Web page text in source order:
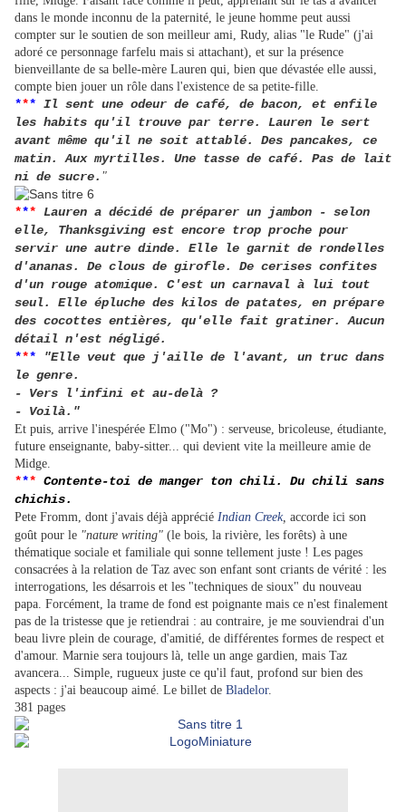
dans le monde inconnu de la paternité, le jeune homme peut aussi
compter sur le soutien de son meilleur ami, Rudy, alias "le Rude" (j'ai
adoré ce personnage farfelu mais si attachant), et sur la présence
bienveillante de sa belle-mère Lauren qui, bien que dévastée elle aussi,
compte bien jouer un rôle dans l'existence de sa petite-fille.
*** Il sent une odeur de café, de bacon, et enfile
les habits qu'il trouve par terre. Lauren le sert
avant même qu'il ne soit attablé. Des pancakes, ce
matin. Aux myrtilles. Une tasse de café. Pas de lait
ni de sucre. "
*** Lauren a décidé de préparer un jambon - selon
elle, Thanksgiving est encore trop proche pour
servir une autre dinde. Elle le garnit de rondelles
d'ananas. De clous de girofle. De cerises confites
d'un rouge atomique. C'est un carnaval à lui tout
seul. Elle épluche des kilos de patates, en prépare
des cocottes entières, qu'elle fait gratiner. Aucun
détail n'est négligé.
*** "Elle veut que j'aille de l'avant, un truc dans
le genre.
- Vers l'infini et au-delà ?
- Voilà."
Et puis, arrive l'inespérée Elmo ("Mo") : serveuse, bricoleuse, étudiante,
future enseignante, baby-sitter... qui devient vite la meilleure amie de
Midge.
*** Contente-toi de manger ton chili. Du chili sans
chichis.
Pete Fromm, dont j'avais déjà apprécié Indian Creek, accorde ici son
goût pour le "nature writing" (le bois, la rivière, les forêts) à une
thématique sociale et familiale qui sonne tellement juste ! Les pages
consacrées à la relation de Taz avec son enfant sont criants de vérité : les
interrogations, les désarrois et les "techniques de sioux" du nouveau
papa. Forcément, la trame de fond est poignante mais ce n'est finalement
pas de la tristesse que je retiendrai : au contraire, je me souviendrai d'un
beau livre plein de courage, d'amitié, de différentes formes de respect et
d'amour. Marnie sera toujours là, telle un ange gardien, mais Taz
avancera... Simple, rugueux juste ce qu'il faut, profond sur bien des
aspects : j'ai beaucoup aimé. Le billet de Bladelor.
381 pages